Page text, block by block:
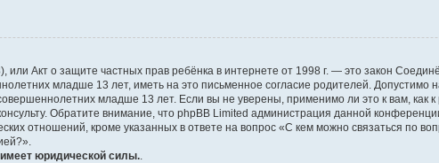
или Акт о защите частных прав ребёнка в интернете от 1998 г. — это закон
младше 13 лет, иметь на это письменное согласие родителей. Допустимо
младше 13 лет. Если вы не уверены, применимо ли это к вам, как
Обратите внимание, что phpBB Limited администрация данной
отношений, кроме указанных в ответе на вопрос «С кем можно связаться по
юридической силы.